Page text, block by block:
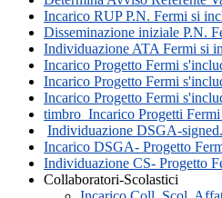
Incarico RUP P.N. Fermi si
Disseminazione iniziale P.N.
Individuazione ATA Fermi si
Incarico Progetto Fermi
Incarico Progetto Fermi
Incarico Progetto Fermi
timbro_Incarico Progetti
Individuazione DSGA-
Incarico DSGA- Progetto
Individuazione CS- Progetto
Collaboratori-Scolastici